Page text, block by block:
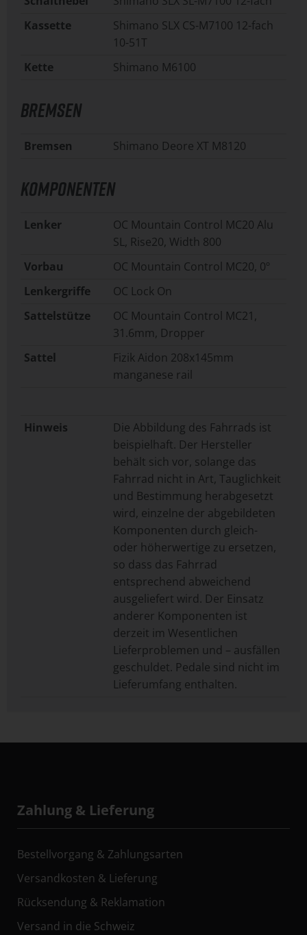
Kassette
Shimano SLX CS-M7100 12-fach
10-51T
Kette
Shimano M6100
BREMSEN
Bremsen Shimano Deore XT M8120
KOMPONENTEN
Lenker
OC Mountain Control MC20 Alu
SL, Rise20, Width 800
Vorbau
OC Mountain Control MC20, 0º
Lenkergriffe
OC Lock On
Sattelstütze
OC Mountain Control MC21,
31.6mm, Dropper
Sattel
Fizik Aidon 208x145mm
manganese rail
Hinweis
Die Abbildung des Fahrrads ist
beispielhaft. Der Hersteller
behält sich vor, solange das
Fahrrad nicht in Art, Tauglichkeit
und Bestimmung herabgesetzt
wird, einzelne der abgebildeten
Komponenten durch gleich-
oder höherwertige zu ersetzen,
so dass das Fahrrad
entsprechend abweichend
ausgeliefert wird. Der Einsatz
anderer Komponenten ist
derzeit im Wesentlichen
Lieferproblemen und – ausfällen
geschuldet. Pedale sind nicht im
Lieferumfang enthalten.
Zahlung & Lieferung
Bestellvorgang & Zahlungsarten
Versandkosten & Lieferung
Rücksendung & Reklamation
Versand in die Schweiz